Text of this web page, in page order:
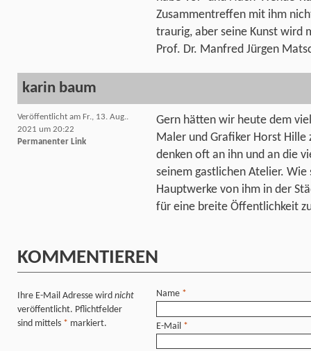
Zusammentreffen mit ihm
traurig, aber seine Kunst wird
Prof. Dr. Manfred Jürgen
karin baum
Veröffentlicht am Fr., 13. Aug..
2021 um 20:22
Permanenter Link
Gern hätten wir heute dem
Maler und Grafiker Horst
denken oft an ihn und an die
seinem gastlichen Atelier. Wie
Hauptwerke von ihm in der
für eine breite Öffentlichkeit
KOMMENTIEREN
Ihre E-Mail Adresse wird nicht
veröffentlicht. Pflichtfelder
sind mittels * markiert.
Name *
E-Mail *